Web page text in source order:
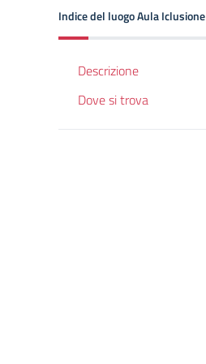
Indice del luogo Aula Iclusione
Descrizione
Dove si trova